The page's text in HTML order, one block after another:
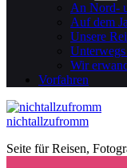
An Nord-
Auf dem
Unsere
Wir
Vorfahren
nichtallzufromm
Seite für Reisen,